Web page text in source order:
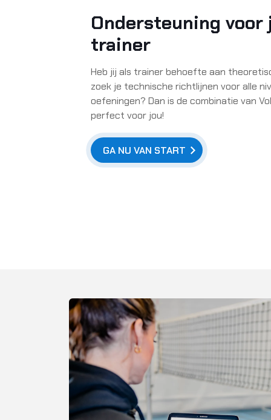
Ondersteuning voor
trainer
Heb jij als trainer behoefte aan
zoek je technische richtlijnen voor alle
oefeningen? Dan is de combinatie van
perfect voor jou!
GA NU VAN START